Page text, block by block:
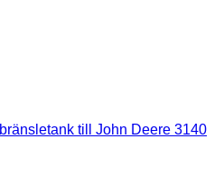
bränsletank till John Deere 3140